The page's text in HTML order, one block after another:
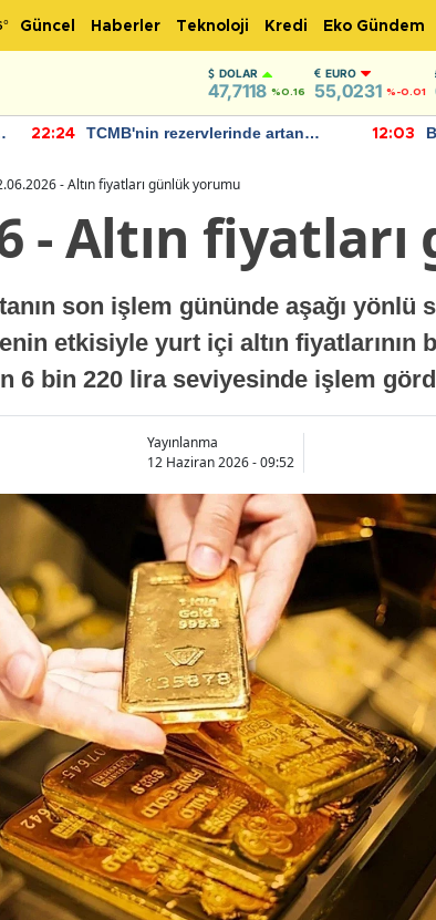
° Güncel Haberler Teknoloji Kredi Eko Gündem
DOLAR
47,7118 %0.16
EURO
55,0231 %-0.01
22:24
TCMB'nin rezervlerinde artan
12:03
- Altın fiyatları günlük yorumu
- Altın
son işlem gününde aşağı yönlü
etkisiyle yurt içi altın fiyatlarının
6 bin 220 lira seviyesinde işlem
Yayınlanma
12 Haziran 2026 - 09:52